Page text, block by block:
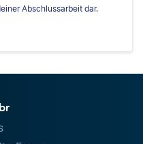
Abschlussarbeit dar.